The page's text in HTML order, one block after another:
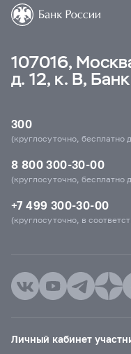
107016,
д. 12, к. В,
300
(круглосуточно, бесплатно
8 800 300-30-00
(круглосуточно, бесплатно
+7 499 300-30-00
(круглосуточно, в
Личный кабинет